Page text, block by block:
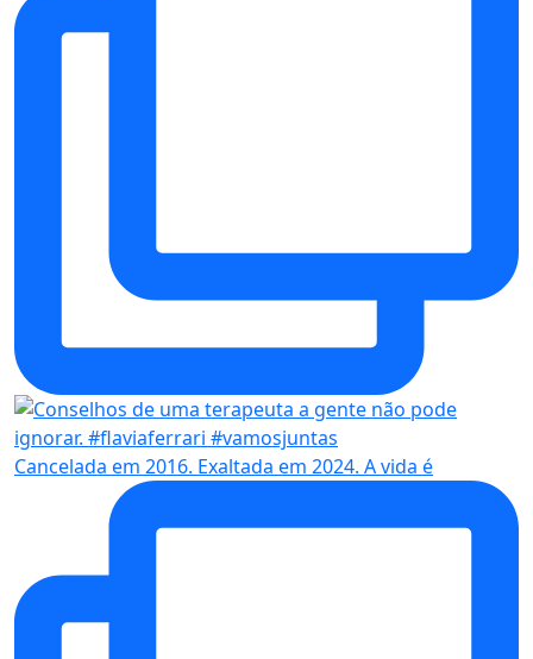
Cancelada em 2016. Exaltada em 2024. A vida é